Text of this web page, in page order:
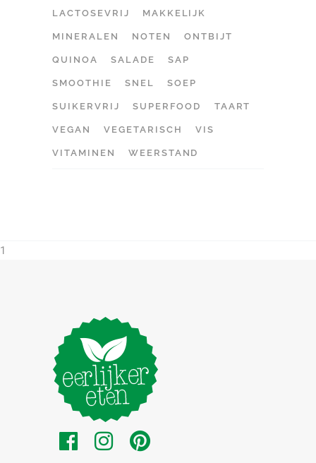
LACTOSEVRIJ MAKKELIJK
MINERALEN NOTEN ONTBIJT
QUINOA SALADE SAP
SMOOTHIE SNEL SOEP
SUIKERVRIJ SUPERFOOD TAART
VEGAN VEGETARISCH VIS
VITAMINEN WEERSTAND
1